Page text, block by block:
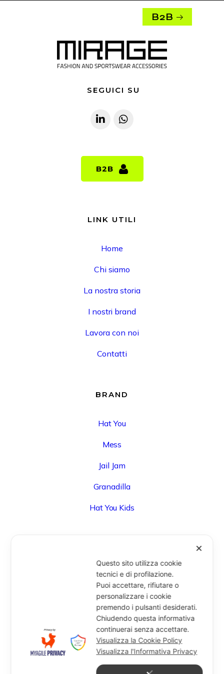
B2B
SEGUICI SU
B2B
B2B
LINK UTILI
Home
Chi siamo
La nostra storia
I nostri brand
Lavora con noi
Contatti
BRAND
Hat You
Mess
Jail Jam
Granadilla
Hat You Kids
Via Degli Speziali, 161 (Blocco 32 Centergross) -
40050 Funo di Argelato (BO) - Italy
info@miragesrl.com
+39 051 8651711
✕
Questo sito utilizza cookie
tecnici e di profilazione.
Puoi accettare, rifiutare o
personalizzare i cookie
premendo i pulsanti desiderati.
Chiudendo questa informativa
continuerai senza accettare.
Visualizza la Cookie Policy
Visualizza l'Informativa Privacy